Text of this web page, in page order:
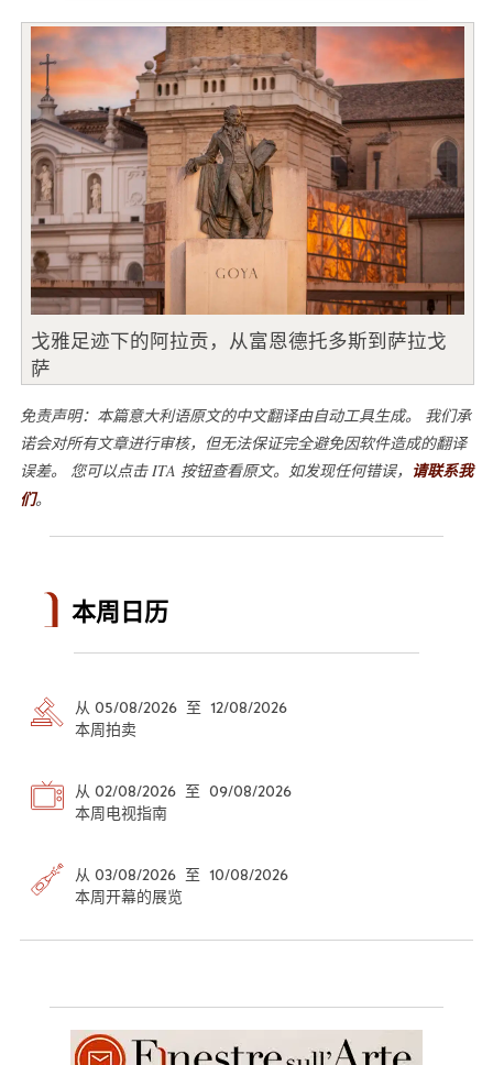
戈雅足迹下的阿拉贡，从富恩德托多斯到萨拉戈
萨
免责声明：本篇意大利语原文的中文翻译由自动工具生成。 我们承
诺会对所有文章进行审核，但无法保证完全避免因软件造成的翻译
误差。 您可以点击 ITA 按钮查看原文。如发现任何错误， 请联系我
们。
本周日历
从 05/08/2026 至 12/08/2026
本周拍卖
从 02/08/2026 至 09/08/2026
本周电视指南
从 03/08/2026 至 10/08/2026
本周开幕的展览